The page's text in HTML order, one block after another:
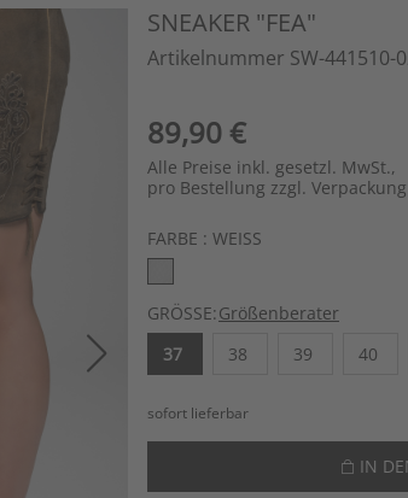
SNEAKER "FEA"
Artikelnummer SW-441510-
89,90 €
Alle Preise inkl. gesetzl. MwSt.,
pro Bestellung zzgl.
FARBE : WEISS
GRÖSSE:Größenberater
37
38 39 40
sofort lieferbar
IN